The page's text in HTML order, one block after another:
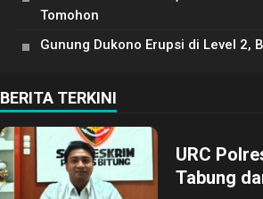
Tomohon
Gunung Dukono Erupsi di Level 2,
BERITA TERKINI
URC
Tabung